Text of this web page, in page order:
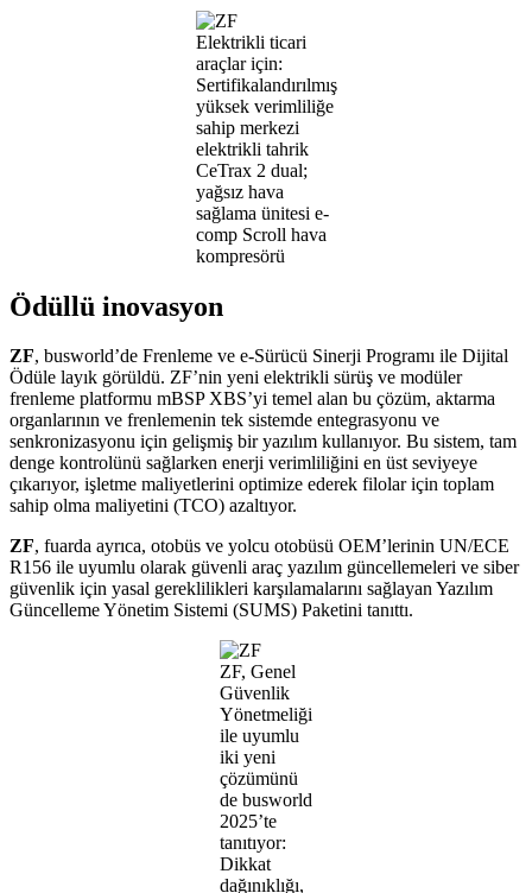
Elektrikli ticari
araçlar için:
Sertifikalandırılmış
yüksek verimliliğe
sahip merkezi
elektrikli tahrik
CeTrax 2 dual;
yağsız hava
sağlama ünitesi e-
comp Scroll hava
kompresörü
Ödüllü inovasyon
ZF, busworld’de Frenleme ve e-Sürücü Sinerji Programı ile Dijital
Ödüle layık görüldü. ZF’nin yeni elektrikli sürüş ve modüler
frenleme platformu mBSP XBS’yi temel alan bu çözüm, aktarma
organlarının ve frenlemenin tek sistemde entegrasyonu ve
senkronizasyonu için gelişmiş bir yazılım kullanıyor. Bu sistem, tam
denge kontrolünü sağlarken enerji verimliliğini en üst seviyeye
çıkarıyor, işletme maliyetlerini optimize ederek filolar için toplam
sahip olma maliyetini (TCO) azaltıyor.
ZF, fuarda ayrıca, otobüs ve yolcu otobüsü OEM’lerinin UN/ECE
R156 ile uyumlu olarak güvenli araç yazılım güncellemeleri ve siber
güvenlik için yasal gereklilikleri karşılamalarını sağlayan Yazılım
Güncelleme Yönetim Sistemi (SUMS) Paketini tanıttı.
ZF, Genel
Güvenlik
Yönetmeliği
ile uyumlu
iki yeni
çözümünü
de busworld
2025’te
tanıtıyor:
Dikkat
dağınıklığı,